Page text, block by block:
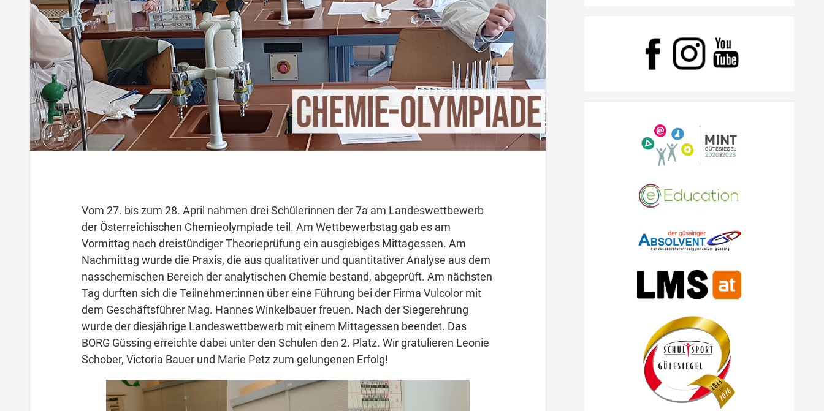
Vom 27. bis zum 28. April nahmen drei Schülerinnen der 7a am Landeswettbewerb
der Österreichischen Chemieolympiade teil. Am Wettbewerbstag gab es am
Vormittag nach dreistündiger Theorieprüfung ein ausgiebiges Mittagessen. Am
Nachmittag wurde die Praxis, die aus qualitativer und quantitativer Analyse aus dem
nasschemischen Bereich der analytischen Chemie bestand, abgeprüft. Am nächsten
Tag durften sich die Teilnehmer:innen über eine Führung bei der Firma Vulcolor mit
dem Geschäftsführer Mag. Hannes Winkelbauer freuen. Nach der Siegerehrung
wurde der diesjährige Landeswettbewerb mit einem Mittagessen beendet. Das
BORG Güssing erreichte dabei unter den Schulen den 2. Platz. Wir gratulieren Leonie
Schober, Victoria Bauer und Marie Petz zum gelungenen Erfolg!